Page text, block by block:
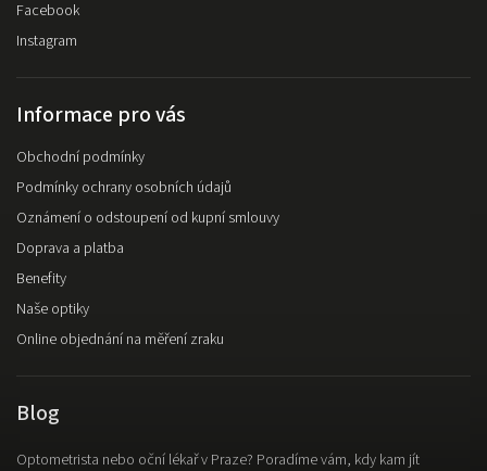
Facebook
Instagram
Informace pro vás
Obchodní podmínky
Podmínky ochrany osobních údajů
Oznámení o odstoupení od kupní smlouvy
Doprava a platba
Benefity
Naše optiky
Online objednání na měření zraku
Blog
Optometrista nebo oční lékař v Praze? Poradíme vám, kdy kam jít